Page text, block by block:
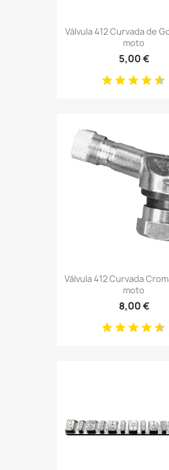
Válvula 412 Curvada de
moto
5,00 €
Válvula 412 Curvada
moto
8,00 €